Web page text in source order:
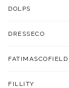
DOLPS
DRESSECO
FATIMASCOFIELD
FILLITY